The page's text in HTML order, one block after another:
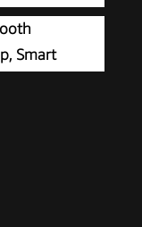
Smart
Schwarz